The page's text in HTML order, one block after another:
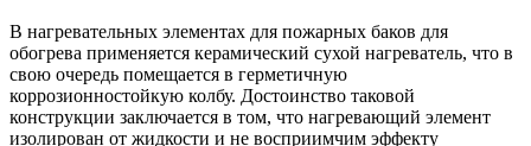
В нагревательных элементах для пожарных баков для
обогрева применяется керамический сухой нагреватель, что в
свою очередь помещается в герметичную
коррозионностойкую колбу. Достоинство таковой
конструкции заключается в том, что нагревающий элемент
изолирован от жидкости и не восприимчим эффекту